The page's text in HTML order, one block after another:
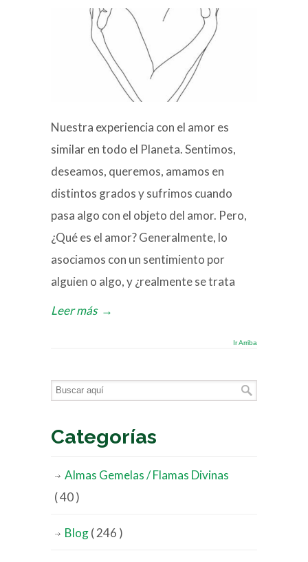
Nuestra experiencia con el amor es
similar en todo el Planeta. Sentimos,
deseamos, queremos, amamos en
distintos grados y sufrimos cuando
pasa algo con el objeto del amor. Pero,
¿Qué es el amor? Generalmente, lo
asociamos con un sentimiento por
alguien o algo, y ¿realmente se trata
Leer más →
Ir Arriba
Categorías
Almas Gemelas / Flamas Divinas
( 40 )
Blog( 246 )